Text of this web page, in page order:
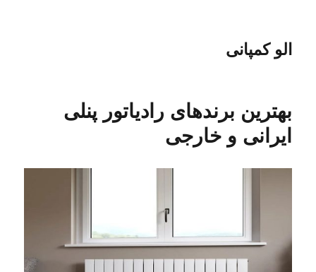
الو کمپانی
بهترین برندهای رادیاتور پنلی
ایرانی و خارجی